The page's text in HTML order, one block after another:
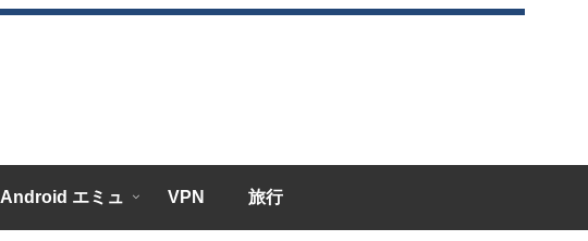
Android エミュ VPN 旅行